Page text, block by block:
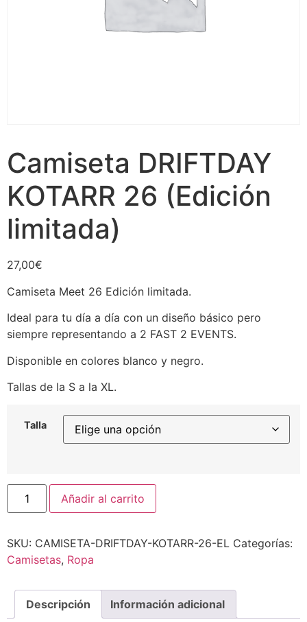
Camiseta DRIFTDAY
KOTARR 26 (Edición
limitada)
27,00€
Camiseta Meet 26 Edición limitada.
Ideal para tu día a día con un diseño básico pero
siempre representando a 2 FAST 2 EVENTS.
Disponible en colores blanco y negro.
Tallas de la S a la XL.
Talla
Añadir al carrito
SKU: CAMISETA-DRIFTDAY-KOTARR-26-EL Categorías:
Camisetas, Ropa
Descripción Información adicional